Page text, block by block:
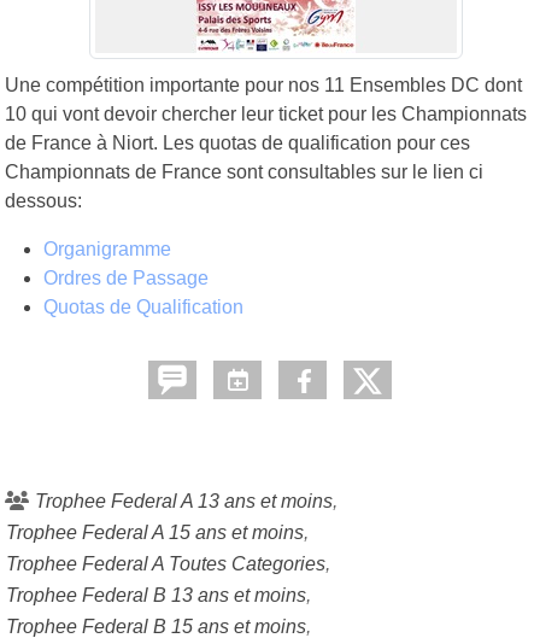
Une compétition importante pour nos 11 Ensembles DC dont
10 qui vont devoir chercher leur ticket pour les Championnats
de France à Niort. Les quotas de qualification pour ces
Championnats de France sont consultables sur le lien ci
dessous:
Organigramme
Ordres de Passage
Quotas de Qualification
Trophee Federal A 13 ans et moins
Trophee Federal A 15 ans et moins
Trophee Federal A Toutes Categories
Trophee Federal B 13 ans et moins
Trophee Federal B 15 ans et moins